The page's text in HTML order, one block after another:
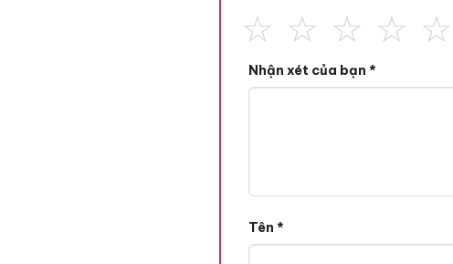
Nhận xét của bạn*
Tên*